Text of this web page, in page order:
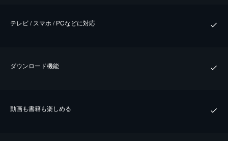
テレビ / スマホ / PCなどに対応
ダウンロード機能
動画も書籍も楽しめる